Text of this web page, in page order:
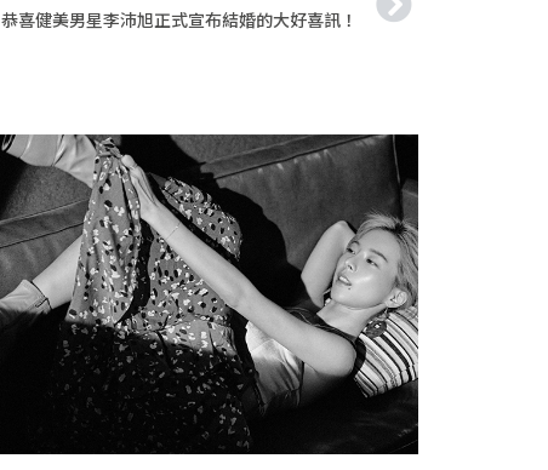
恭喜健美男星李沛旭正式宣布結婚的大好喜訊！